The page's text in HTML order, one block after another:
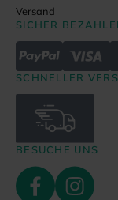
Versand
SICHER
SCHNELLER
BESUCHE UNS